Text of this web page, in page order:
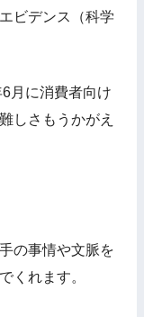
ビデンス（科学
月に消費者向け
しさもうかがえ
の事情や文脈を
くれます。